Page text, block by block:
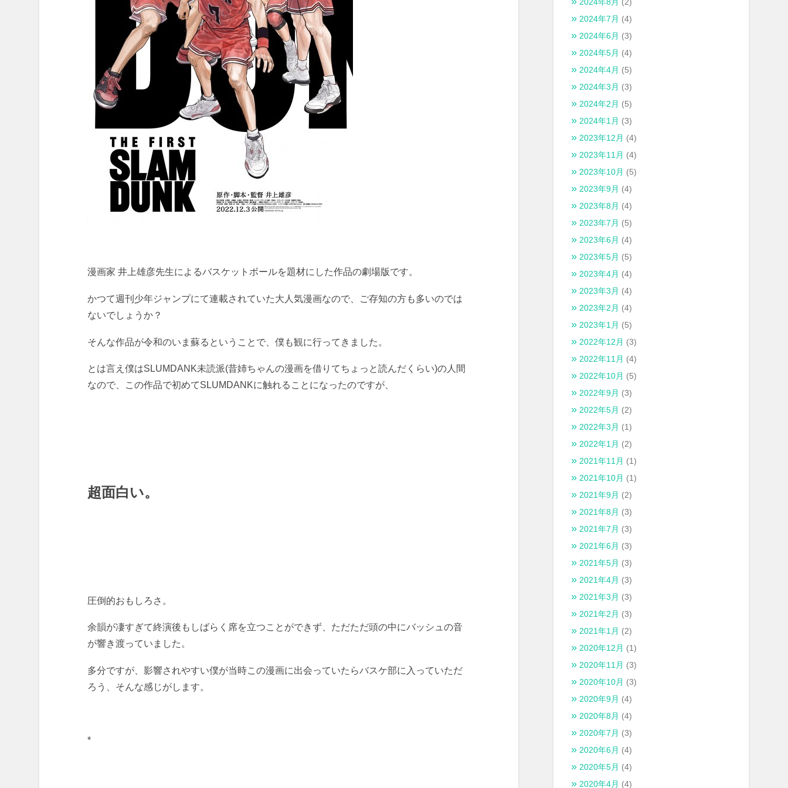
漫画家 井上雄彦先生によるバスケットボールを題材にした作品の劇場版です。
かつて週刊少年ジャンプにて連載されていた大人気漫画なので、ご存知の方も多いのでは
ないでしょうか？
そんな作品が令和のいま蘇るということで、僕も観に行ってきました。
とは言え僕はSLUMDANK未読派(昔姉ちゃんの漫画を借りてちょっと読んだくらい)の人間
なので、この作品で初めてSLUMDANKに触れることになったのですが、
超面白い。
圧倒的おもしろさ。
余韻が凄すぎて終演後もしばらく席を立つことができず、ただただ頭の中にバッシュの音
が響き渡っていました。
多分ですが、影響されやすい僕が当時この漫画に出会っていたらバスケ部に入っていただ
ろう、そんな感じがします。
*
2024年8月 (2)
2024年7月 (4)
2024年6月 (3)
2024年5月 (4)
2024年4月 (5)
2024年3月 (3)
2024年2月 (5)
2024年1月 (3)
2023年12月 (4)
2023年11月 (4)
2023年10月 (5)
2023年9月 (4)
2023年8月 (4)
2023年7月 (5)
2023年6月 (4)
2023年5月 (5)
2023年4月 (4)
2023年3月 (4)
2023年2月 (4)
2023年1月 (5)
2022年12月 (3)
2022年11月 (4)
2022年10月 (5)
2022年9月 (3)
2022年5月 (2)
2022年3月 (1)
2022年1月 (2)
2021年11月 (1)
2021年10月 (1)
2021年9月 (2)
2021年8月 (3)
2021年7月 (3)
2021年6月 (3)
2021年5月 (3)
2021年4月 (3)
2021年3月 (3)
2021年2月 (3)
2021年1月 (2)
2020年12月 (1)
2020年11月 (3)
2020年10月 (3)
2020年9月 (4)
2020年8月 (4)
2020年7月 (3)
2020年6月 (4)
2020年5月 (4)
2020年4月 (4)